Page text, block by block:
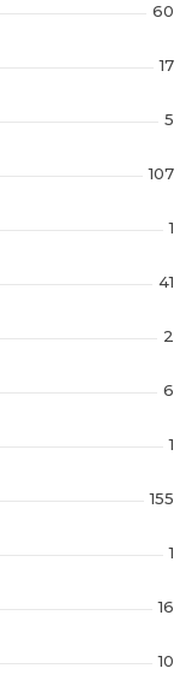
60
17
5
107
1
41
2
6
1
155
1
16
10